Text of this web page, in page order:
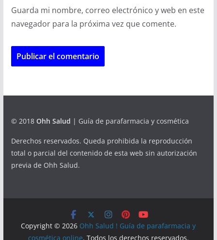
Guarda mi nombre, correo electrónico y web en este
navegador para la próxima vez que comente.
© 2018 Ohh Salud | Guía de parafarmacia y cosmética
Derechos reservados. Queda prohibida la reproducción
total o parcial del contenido de esta web sin autorización
previa de Ohh Salud.
Copyright © 2026 Ohh Salud ! Guía de parafarmacia y
cosmética online. Todos los derechos reservados.